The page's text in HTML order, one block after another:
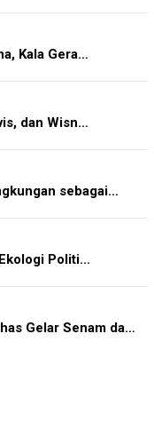
Kala Gera…
dan Wisn…
sebagai…
Politi…
Gelar Senam da…